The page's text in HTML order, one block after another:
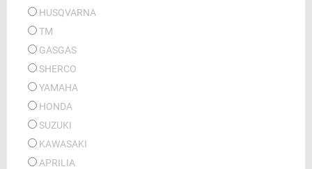
HUSQVARNA
TM
GASGAS
SHERCO
YAMAHA
HONDA
SUZUKI
KAWASAKI
APRILIA